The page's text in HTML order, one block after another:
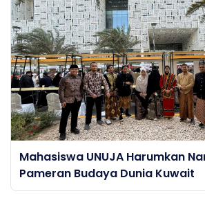
Mahasiswa UNUJA Harumkan
Pameran Budaya Dunia Kuwait